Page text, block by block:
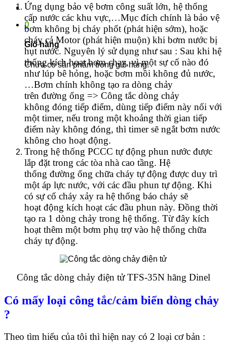
0
Giỏ hàng
Chưa có sản phẩm trong giỏ hàng.
Ứng dụng bảo vệ bơm công suất lớn, hệ thống
cấp nước các khu vực,…Mục đích chính là bảo vệ
bơm không bị cháy phốt (phát hiện sớm), hoặc
cháy cả Motor (phát hiện muộn) khi bơm nước bị
hụt nước. Nguyên lý sử dụng như sau : Sau khi hệ
thống kích hoạt bơm chạy, vì một sự cố nào đó
như lúp bê hỏng, hoặc bơm mồi không đủ nước,
…Bơm chính không tạo ra dòng chảy
trên đường ống => Công tắc dòng chảy
không đóng tiếp điểm, dùng tiếp điểm này nối với
một timer, nếu trong một khoảng thời gian tiếp
điểm này không đóng, thì timer sẽ ngắt bơm nước
không cho hoạt động.
Trong hệ thống PCCC tự động phun nước được
lắp đặt trong các tòa nhà cao tầng. Hệ
thống đường ống chữa cháy tự động được duy trì
một áp lực nước, với các đầu phun tự động. Khi
có sự cố cháy xảy ra hệ thống báo cháy sẽ
hoạt động kích hoạt các đầu phun này. Đồng thời
tạo ra 1 dòng chảy trong hệ thống. Từ đây kích
hoạt thêm một bơm phụ trợ vào hệ thống chữa
cháy tự động.
Công tắc dòng chảy điện tử TFS-35N hãng Dinel
Có mấy loại công tắc/cảm biến dòng chảy
?
Theo tìm hiểu của tôi thì hiện nay có 2 loại cơ bản :